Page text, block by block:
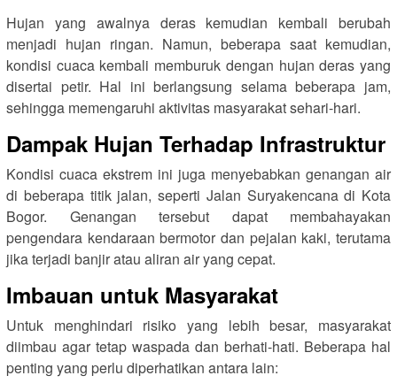
Hujan yang awalnya deras kemudian kembali berubah
menjadi hujan ringan. Namun, beberapa saat kemudian,
kondisi cuaca kembali memburuk dengan hujan deras yang
disertai petir. Hal ini berlangsung selama beberapa jam,
sehingga memengaruhi aktivitas masyarakat sehari-hari.
Dampak Hujan Terhadap Infrastruktur
Kondisi cuaca ekstrem ini juga menyebabkan genangan air
di beberapa titik jalan, seperti Jalan Suryakencana di Kota
Bogor. Genangan tersebut dapat membahayakan
pengendara kendaraan bermotor dan pejalan kaki, terutama
jika terjadi banjir atau aliran air yang cepat.
Imbauan untuk Masyarakat
Untuk menghindari risiko yang lebih besar, masyarakat
diimbau agar tetap waspada dan berhati-hati. Beberapa hal
penting yang perlu diperhatikan antara lain: